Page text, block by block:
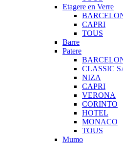
Etagere en Verre
CAPRI
TOUS
Barre
Patere
CLASSIC
NIZA
CAPRI
VERONA
CORINTO
HOTEL
MONACO
TOUS
Mumo